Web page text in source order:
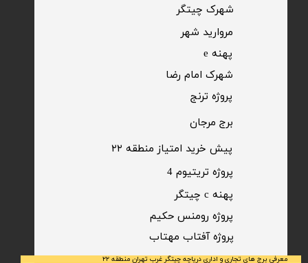
​پروژه ترنج
​شهرک چیتگر
مروارید شهر​​​​​​​
شهرک امام رضا
پهنه e
برج مرجان
معرفی برج های تجاری و اداری دریاچه چیتگر غرب تهران منطقه ۲۲
پیش خرید امتیاز منطقه ۲۲​​​​​​​
​پروژه آفتاب مهتاب
پروژه رومنس حکیم
پهنه c چیتگر
پروژه تریتیوم 4